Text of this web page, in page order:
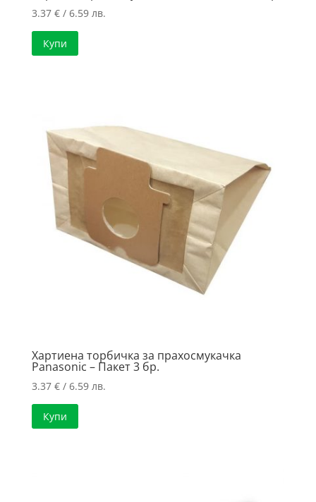
3.37 €/ 6.59 лв.
Купи
Хартиена торбичка за прахосмукачка
Panasonic – Пакет 3 бр.
3.37 €/ 6.59 лв.
Купи